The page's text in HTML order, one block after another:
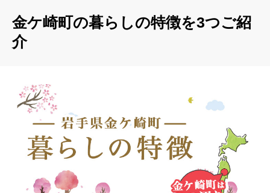
金ケ崎町の暮らしの特徴を3つご紹
介